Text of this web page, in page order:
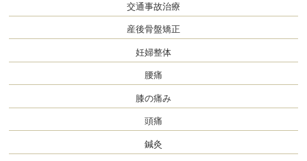
交通事故治療
産後骨盤矯正
妊婦整体
腰痛
膝の痛み
頭痛
鍼灸